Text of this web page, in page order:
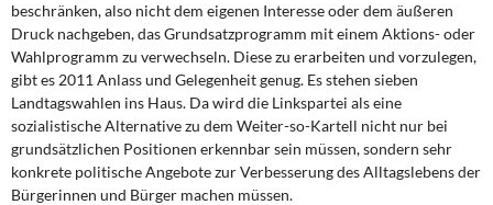
beschränken, also nicht dem eigenen Interesse oder dem äußeren
Druck nachgeben, das Grundsatzprogramm mit einem Aktions- oder
Wahlprogramm zu verwechseln. Diese zu erarbeiten und vorzulegen,
gibt es 2011 Anlass und Gelegenheit genug. Es stehen sieben
Landtagswahlen ins Haus. Da wird die Linkspartei als eine
sozialistische Alternative zu dem Weiter-so-Kartell nicht nur bei
grundsätzlichen Positionen erkennbar sein müssen, sondern sehr
konkrete politische Angebote zur Verbesserung des Alltagslebens der
Bürgerinnen und Bürger machen müssen.